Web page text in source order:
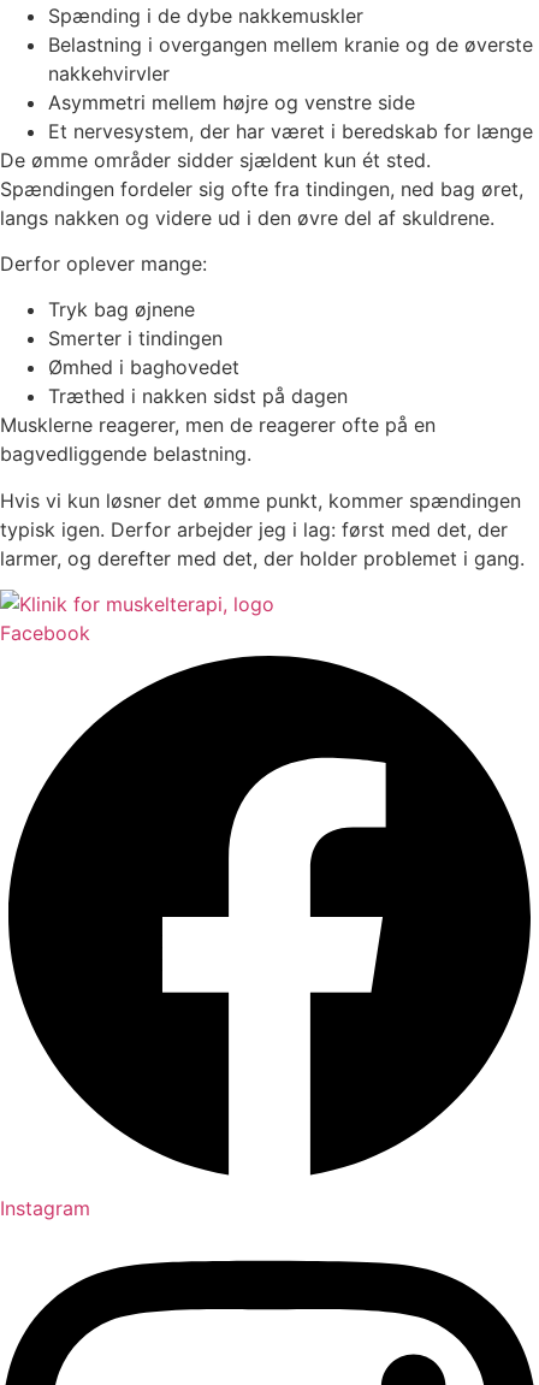
Spænding i de dybe nakkemuskler
Belastning i overgangen mellem kranie og de øverste
nakkehvirvler
Asymmetri mellem højre og venstre side
Et nervesystem, der har været i beredskab for længe
De ømme områder sidder sjældent kun ét sted.
Spændingen fordeler sig ofte fra tindingen, ned bag øret,
langs nakken og videre ud i den øvre del af skuldrene.
Derfor oplever mange:
Tryk bag øjnene
Smerter i tindingen
Ømhed i baghovedet
Træthed i nakken sidst på dagen
Musklerne reagerer, men de reagerer ofte på en
bagvedliggende belastning.
Hvis vi kun løsner det ømme punkt, kommer spændingen
typisk igen. Derfor arbejder jeg i lag: først med det, der
larmer, og derefter med det, der holder problemet i gang.
Facebook
Instagram